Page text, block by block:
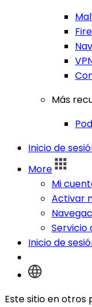
Más
Inicio de
More
Mi
Activar
Servicio
Inicio de
Este sitio en otros